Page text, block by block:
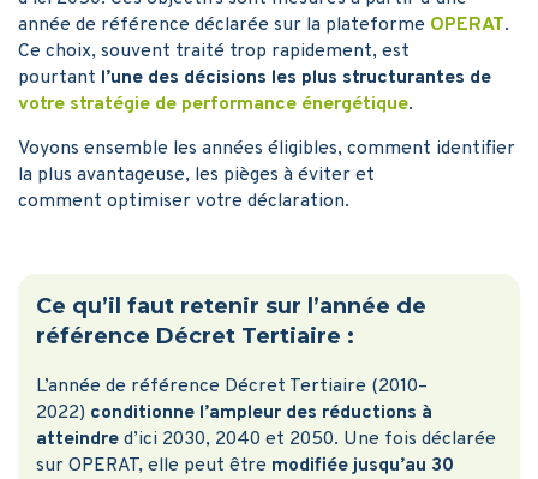
année de référence déclarée sur la plateforme OPERAT.
Ce choix, souvent traité trop rapidement, est
pourtant l’une des décisions les plus structurantes de
votre stratégie de performance énergétique.
Voyons ensemble les années éligibles, comment identifier
la plus avantageuse, les pièges à éviter et
comment optimiser votre déclaration.
Ce qu’il faut retenir sur l’année de
référence Décret Tertiaire :
L’année de référence Décret Tertiaire (2010–
2022) conditionne l’ampleur des réductions à
atteindre d’ici 2030, 2040 et 2050. Une fois déclarée
sur OPERAT, elle peut être modifiée jusqu’au 30